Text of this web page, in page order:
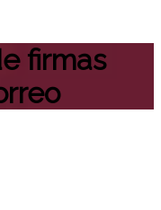
firmas